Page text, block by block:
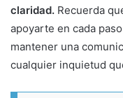
claridad. Recuerda
apoyarte en cada
mantener una
cualquier inquietud